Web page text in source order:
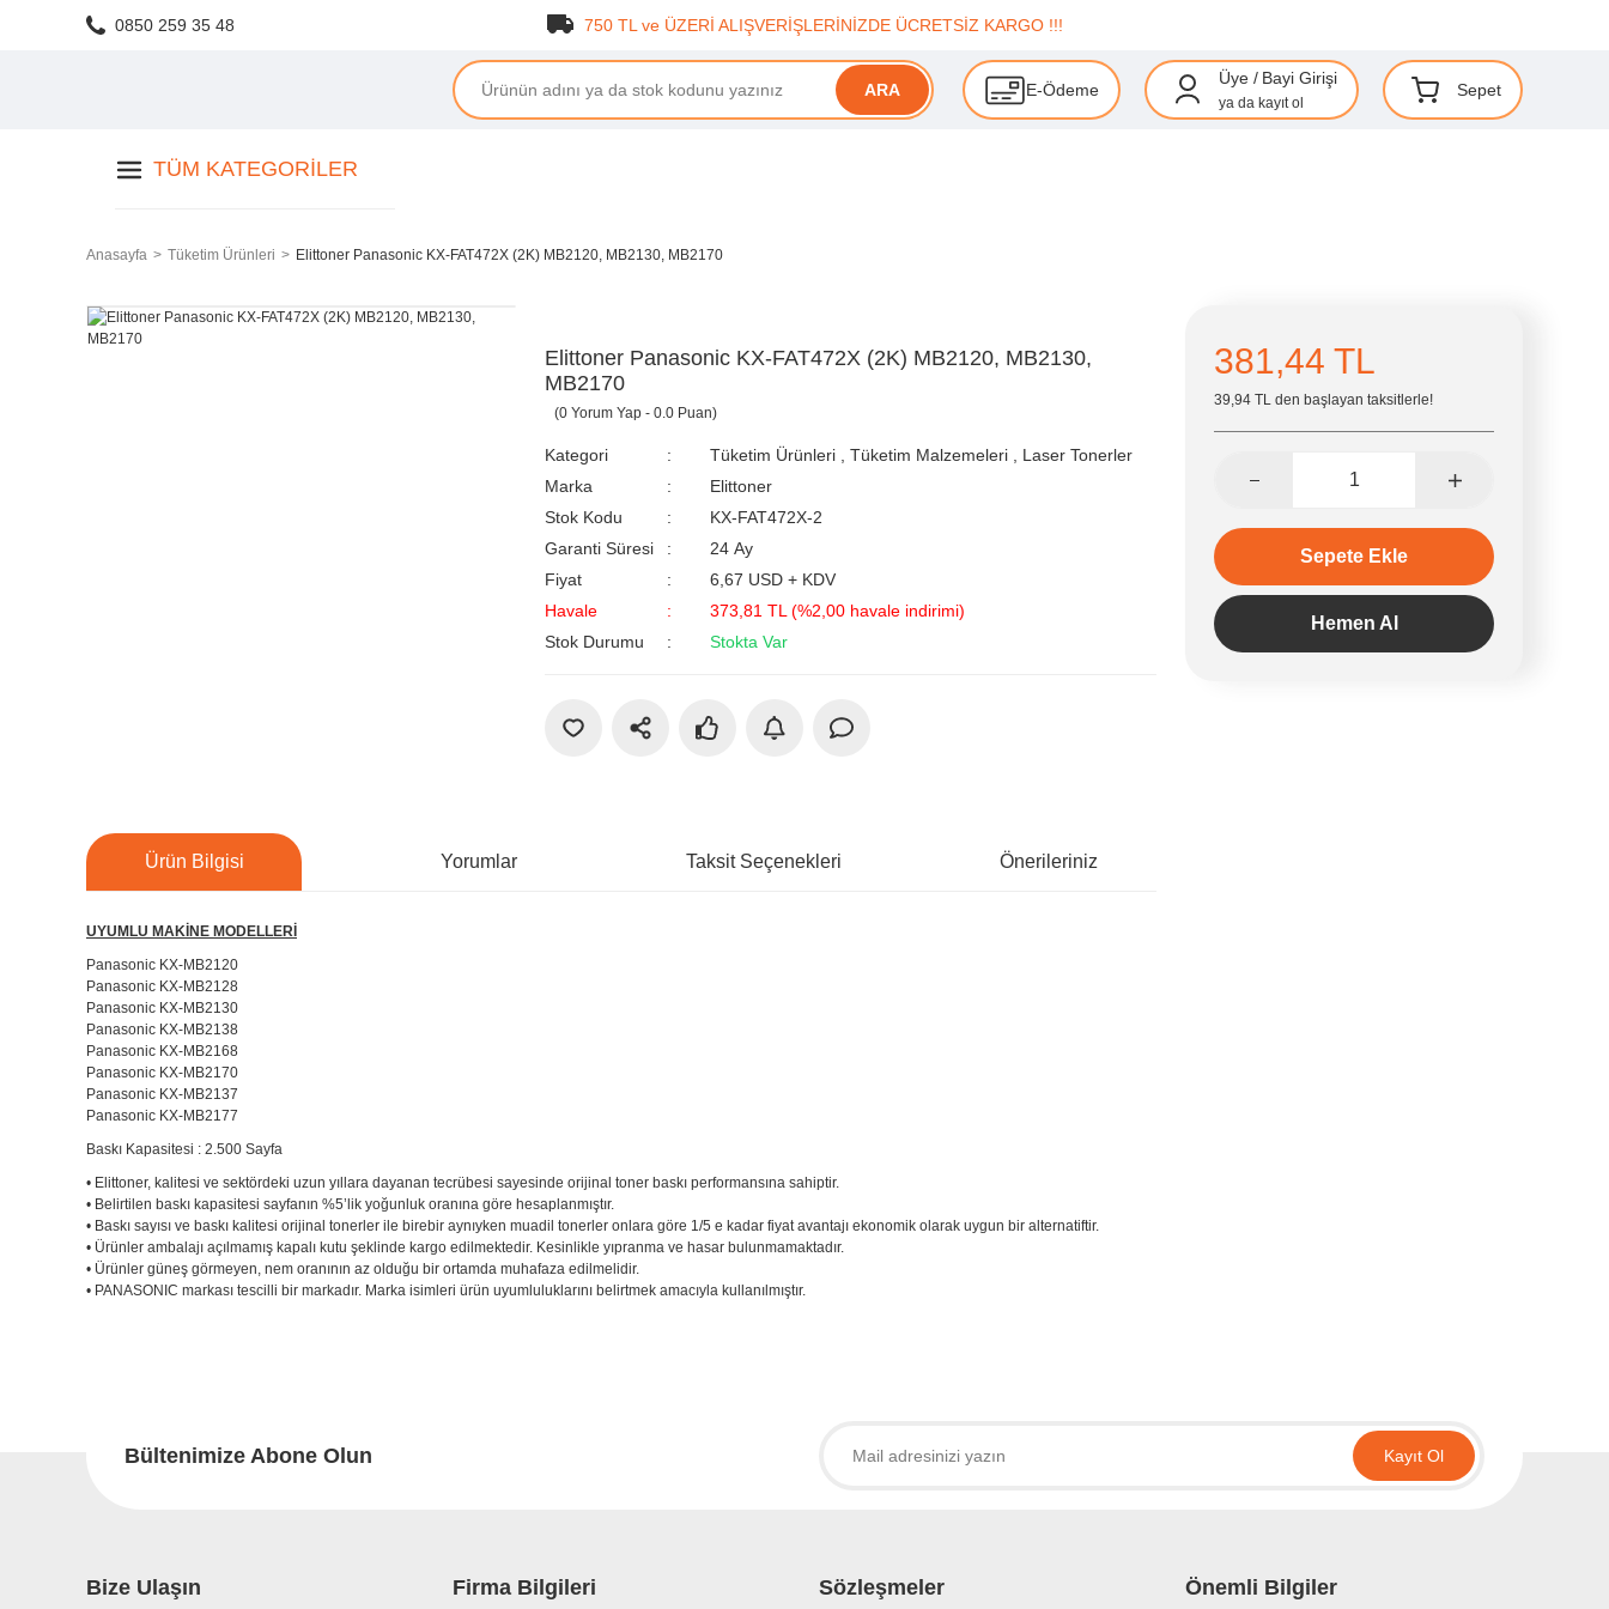
0850 259 35 48 750 TL ve ÜZERİ ALIŞVERİŞLERİNİZDE ÜCRETSİZ KARGO !!!
ARA E-Ödeme
Üye / Bayi Girişi
ya da kayıt ol
Sepet
TÜM KATEGORILER
Anasayfa Tüketim Ürünleri Elittoner Panasonic KX-FAT472X (2K) MB2120, MB2130, MB2170
Elittoner Panasonic KX-FAT472X (2K) MB2120, MB2130,
MB2170
(0 Yorum Yap - 0.0 Puan)
Kategori Tüketim Ürünleri Tüketim Malzemeleri
Laser Tonerler
Marka
Elittoner
Stok Kodu
KX-FAT472X-2
Garanti Süresi
24 Ay
Fiyat
6,67 USD + KDV
Havale
373,81 TL (%2,00 havale indirimi)
Stok Durumu
Stokta Var
Ürün Bilgisi Yorumlar Taksit Seçenekleri Önerileriniz
UYUMLU MAKİNE MODELLERİ
Panasonic KX-MB2120
Panasonic KX-MB2128
Panasonic KX-MB2130
Panasonic KX-MB2138
Panasonic KX-MB2168
Panasonic KX-MB2170
Panasonic KX-MB2137
Panasonic KX-MB2177
Baskı Kapasitesi : 2.500 Sayfa
• Elittoner, kalitesi ve sektördeki uzun yıllara dayanan tecrübesi sayesinde orijinal toner baskı performansına sahiptir.
• Belirtilen baskı kapasitesi sayfanın %5’lik yoğunluk oranına göre hesaplanmıştır.
• Baskı sayısı ve baskı kalitesi orijinal tonerler ile birebir aynıyken muadil tonerler onlara göre 1/5 e kadar fiyat avantajı ekonomik olarak uygun bir alternatiftir.
• Ürünler ambalajı açılmamış kapalı kutu şeklinde kargo edilmektedir. Kesinlikle yıpranma ve hasar bulunmamaktadır.
• Ürünler güneş görmeyen, nem oranının az olduğu bir ortamda muhafaza edilmelidir.
• PANASONIC markası tescilli bir markadır. Marka isimleri ürün uyumluluklarını belirtmek amacıyla kullanılmıştır.
381,44 TL
39,94 TL den başlayan taksitlerle!
Sepete Ekle
Hemen Al
Bültenimize Abone Olun Kayıt Ol
Bize Ulaşın Firma Bilgileri Sözleşmeler Önemli Bilgiler